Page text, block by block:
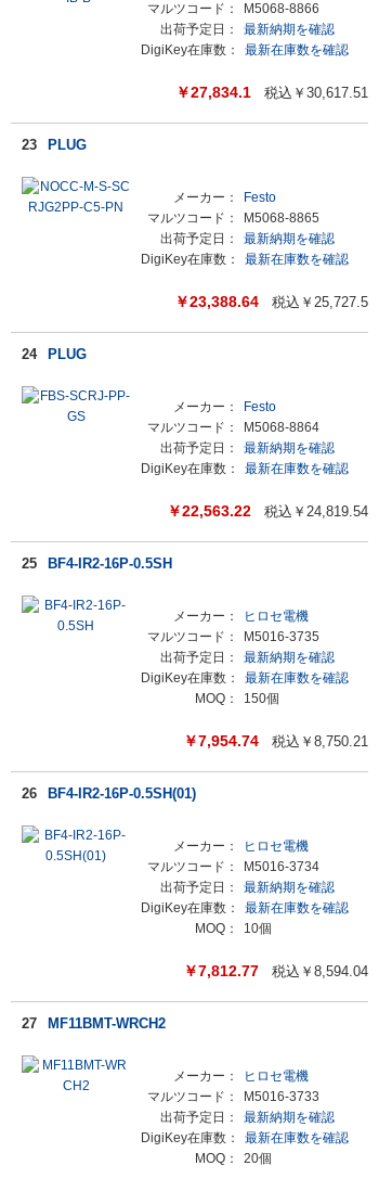
マルツコード：
M5068-8866
出荷予定日：
最新納期を確認
DigiKey在庫数：
最新在庫数を確認
￥27,834.1 税込￥ 30,617.51
23 PLUG
メーカー：
Festo
マルツコード：
M5068-8865
出荷予定日：
最新納期を確認
DigiKey在庫数：
最新在庫数を確認
￥23,388.64 税込￥ 25,727.5
24 PLUG
メーカー：
Festo
マルツコード：
M5068-8864
出荷予定日：
最新納期を確認
DigiKey在庫数：
最新在庫数を確認
￥22,563.22 税込￥ 24,819.54
25 BF4-IR2-16P-0.5SH
メーカー：
ヒロセ電機
マルツコード：
M5016-3735
出荷予定日：
最新納期を確認
DigiKey在庫数：
最新在庫数を確認
MOQ：
150個
￥7,954.74 税込￥ 8,750.21
26 BF4-IR2-16P-0.5SH(01)
メーカー：
ヒロセ電機
マルツコード：
M5016-3734
出荷予定日：
最新納期を確認
DigiKey在庫数：
最新在庫数を確認
MOQ：
10個
￥7,812.77 税込￥ 8,594.04
27 MF11BMT-WRCH2
メーカー：
ヒロセ電機
マルツコード：
M5016-3733
出荷予定日：
最新納期を確認
DigiKey在庫数：
最新在庫数を確認
MOQ：
20個